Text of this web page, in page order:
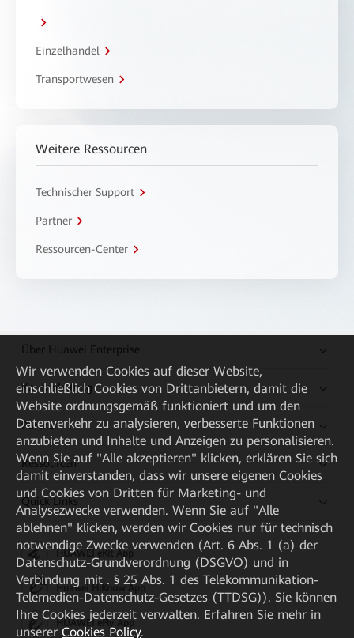
Einzelhandel
Transportwesen
Weitere Ressourcen
Technischer Support
Partner
Ressourcen-Center
Über Huawei Enterprise
Kaufanleitung
Partner
Ressourcen
Quick Links
HUAWEI eKit App
Huawei HiKnow App
HUAWEI eFly App
Wir verwenden Cookies auf dieser Website,
einschließlich Cookies von Drittanbietern, damit die
Website ordnungsgemäß funktioniert und um den
Datenverkehr zu analysieren, verbesserte Funktionen
anzubieten und Inhalte und Anzeigen zu personalisieren.
Wenn Sie auf "Alle akzeptieren" klicken, erklären Sie sich
damit einverstanden, dass wir unsere eigenen Cookies
und Cookies von Dritten für Marketing- und
Analysezwecke verwenden. Wenn Sie auf "Alle
ablehnen" klicken, werden wir Cookies nur für technisch
notwendige Zwecke verwenden (Art. 6 Abs. 1 (a) der
Datenschutz-Grundverordnung (DSGVO) und in
Verbindung mit . § 25 Abs. 1 des Telekommunikation-
Telemedien-Datenschutz-Gesetzes (TTDSG)). Sie können
Ihre Cookies jederzeit verwalten. Erfahren Sie mehr in
unserer Cookies Policy.